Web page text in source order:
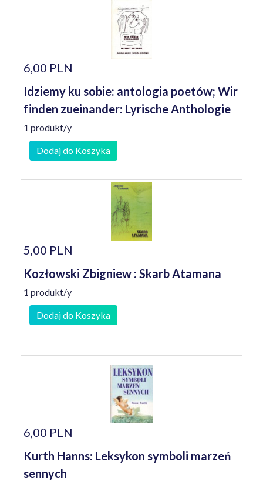
6,00 PLN
Idziemy ku sobie: antologia poetów; Wir
finden zueinander: Lyrische Anthologie
1 produkt/y
Dodaj do Koszyka
5,00 PLN
Kozłowski Zbigniew : Skarb Atamana
1 produkt/y
Dodaj do Koszyka
6,00 PLN
Kurth Hanns: Leksykon symboli marzeń
sennych